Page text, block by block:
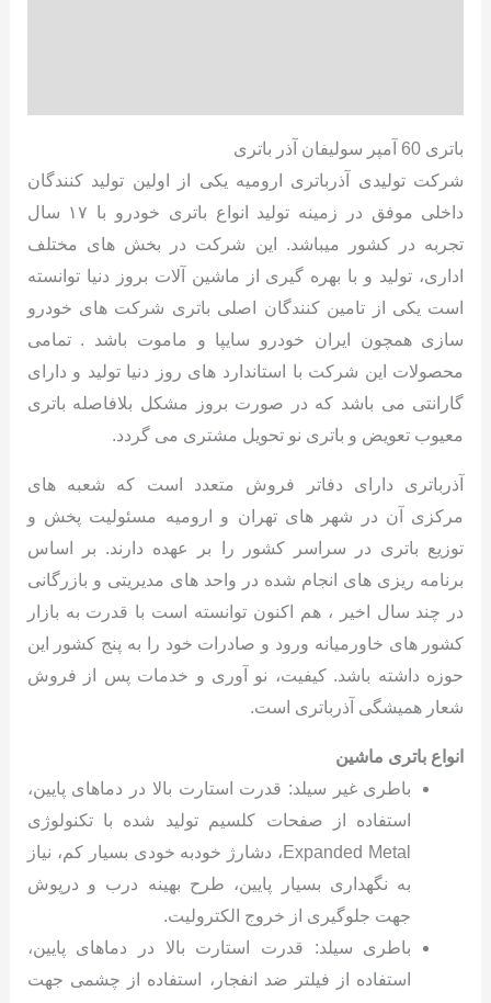
باتری 60 آمپر سولیفان آذر باتری
شرکت تولیدی آذرباتری ارومیه یکی از اولین تولید کنندگان
داخلی موفق در زمینه تولید انواع باتری خودرو با ۱۷ سال
تجربه در کشور میباشد. این شرکت در بخش های مختلف
اداری، تولید و با بهره گیری از ماشین آلات بروز دنیا توانسته
است یکی از تامین کنندگان اصلی باتری شرکت های خودرو
سازی همچون ایران خودرو سایپا و ماموت باشد . تمامی
محصولات این شرکت با استاندارد های روز دنیا تولید و دارای
گارانتی می باشد که در صورت بروز مشکل بلافاصله باتری
معیوب تعویض و باتری نو تحویل مشتری می گردد.
آذرباتری دارای دفاتر فروش متعدد است که شعبه های
مرکزی آن در شهر های تهران و ارومیه مسئولیت پخش و
توزیع باتری در سراسر کشور را بر عهده دارند. بر اساس
برنامه ریزی های انجام شده در واحد های مدیریتی و بازرگانی
در چند سال اخیر ، هم اکنون توانسته است با قدرت به بازار
کشور های خاورمیانه ورود و صادرات خود را به پنج کشور این
حوزه داشته باشد. کیفیت، نو آوری و خدمات پس از فروش
شعار همیشگی آذرباتری است.
انواع باتری ماشین
باطری غیر سیلد: قدرت استارت بالا در دماهای پایین،
استفاده از صفحات کلسیم تولید شده با تکنولوژی
Expanded Metal، دشارژ خودبه خودی بسیار کم، نیاز
به نگهداری بسیار پایین، طرح بهینه درب و درپوش
جهت جلوگیری از خروج الکترولیت.
باطری سیلد: قدرت استارت بالا در دماهای پایین،
استفاده از فیلتر ضد انفجار، استفاده از چشمی جهت